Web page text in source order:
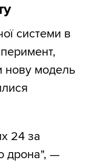
системи в
нову модель
24 за
дрона", —